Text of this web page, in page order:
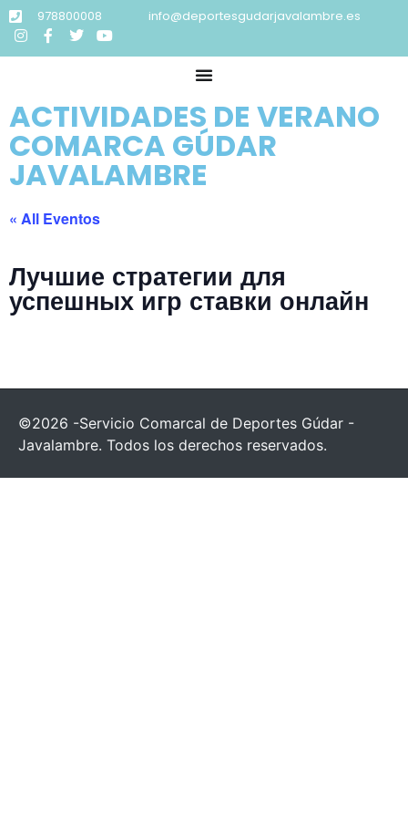
978800008 info@deportesgudarjavalambre.es
ACTIVIDADES DE VERANO
COMARCA GÚDAR
JAVALAMBRE
« All Eventos
Лучшие стратегии для
успешных игр ставки онлайн
©2026 -Servicio Comarcal de Deportes Gúdar -
Javalambre. Todos los derechos reservados.